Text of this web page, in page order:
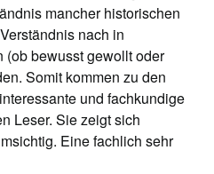
mancher historischen
nach in
(ob bewusst gewollt oder
Somit kommen zu den
und fachkundige
Leser. Sie zeigt sich
Eine fachlich sehr